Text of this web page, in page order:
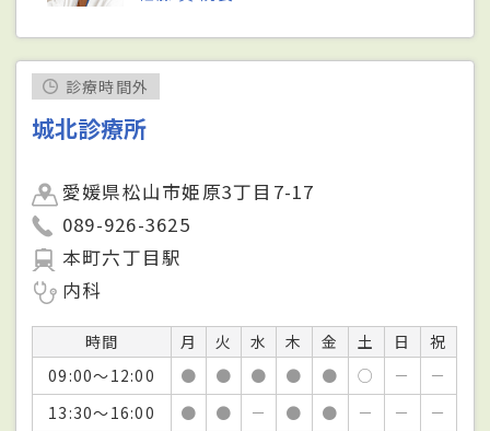
診療時間外
城北診療所
愛媛県松山市姫原3丁目7-17
089-926-3625
本町六丁目駅
内科
時間 月 火 水 木 金 土 日
祝
09:00～12:00
● ● ● ● ● ○ －
－
13:30～16:00
● ● － ● ● － －
－